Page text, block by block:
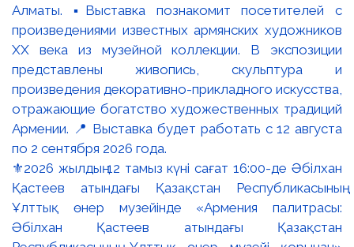
⚜️2026 жылдың 12 тамыз күні сағат 16:00-де Әбілхан
Қастеев атындағы Қазақстан Республикасының
Ұлттық өнер музейінде «Армения палитрасы:
Әбілхан Қастеев атындағы Қазақстан